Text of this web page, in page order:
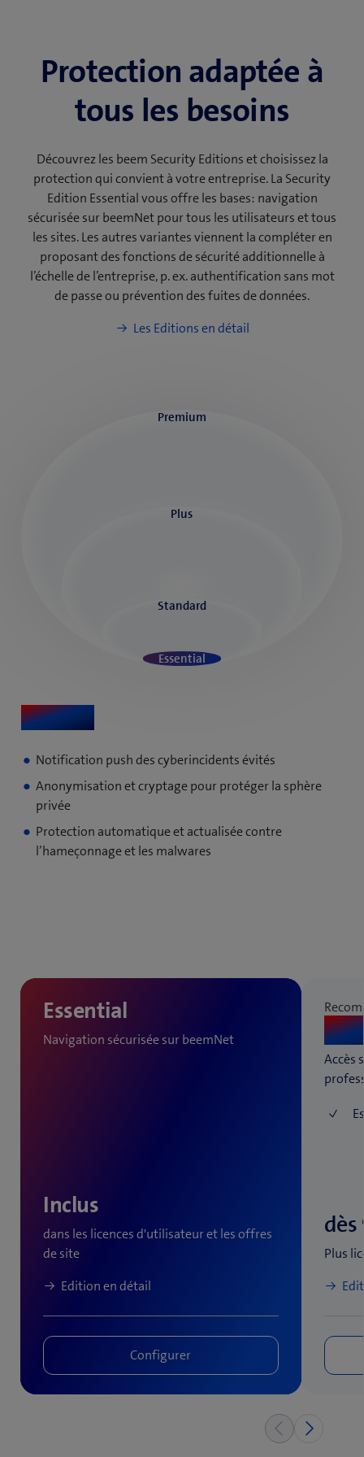
Protection adaptée à
tous les besoins
Découvrez les beem Security Editions et choisissez la
protection qui convient à votre entreprise. La Security
Edition Essential vous offre les bases: navigation
sécurisée sur beemNet pour tous les utilisateurs et tous
les sites. Les autres variantes viennent la compléter en
proposant des fonctions de sécurité additionnelle à
l’échelle de l’entreprise, p. ex. authentification sans mot
de passe ou prévention des fuites de données.
Les Editions en détail
Premium
Plus
Standard
Essential
Essential
Notification push des cyberincidents évités
Anonymisation et cryptage pour protéger la sphère
privée
Protection automatique et actualisée contre
l’hameçonnage et les malwares
Essential
Navigation sécurisée sur beemNet
Inclus
dans les licences d'utilisateur et les offres
de site
Edition en détail
Accès
dès
Plus